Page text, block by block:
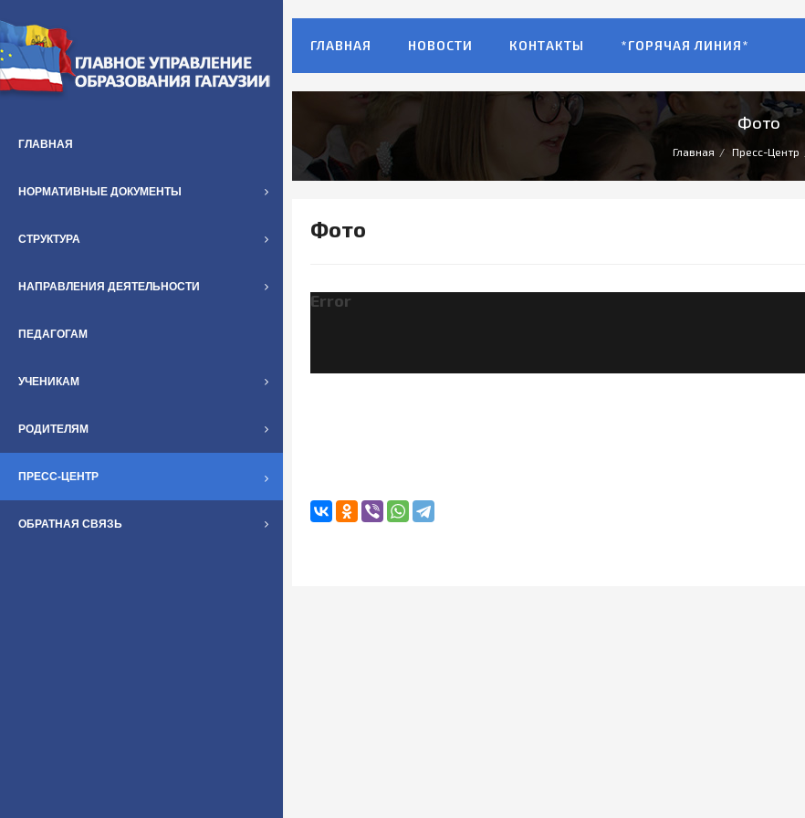
ГЛАВНАЯ
НОРМАТИВНЫЕ ДОКУМЕНТЫ
СТРУКТУРА
НАПРАВЛЕНИЯ ДЕЯТЕЛЬНОСТИ
ПЕДАГОГАМ
УЧЕНИКАМ
РОДИТЕЛЯМ
ПРЕСС-ЦЕНТР
ОБРАТНАЯ СВЯЗЬ
ГЛАВНАЯ НОВОСТИ КОНТАКТЫ *ГОРЯЧАЯ ЛИНИЯ*
Фото
Главная Пресс-Центр
Фото
Error